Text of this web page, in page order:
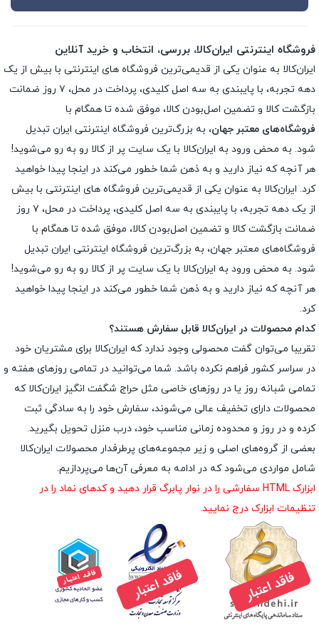
فروشگاه اینترنتی ایران‌کالا، بررسی، انتخاب و خرید آنلاین
ایران‌کالا به عنوان یکی از قدیمی‌ترین فروشگاه های اینترنتی با بیش از یک
دهه تجربه، با پایبندی به سه اصل کلیدی، پرداخت در محل، ۷ روز ضمانت
بازگشت کالا و تضمین اصل‌بودن کالا، موفق شده تا همگام با
فروشگاه‌های معتبر جهان، به بزرگ‌ترین فروشگاه اینترنتی ایران تبدیل
شود. به محض ورود به ایران‌کالا با یک سایت پر از کالا رو به رو می‌شوید!
هر آنچه که نیاز دارید و به ذهن شما خطور می‌کند در اینجا پیدا خواهید
کرد. ایران‌کالا به عنوان یکی از قدیمی‌ترین فروشگاه های اینترنتی با بیش
از یک دهه تجربه، با پایبندی به سه اصل کلیدی، پرداخت در محل، ۷ روز
ضمانت بازگشت کالا و تضمین اصل‌بودن کالا، موفق شده تا همگام با
فروشگاه‌های معتبر جهان، به بزرگ‌ترین فروشگاه اینترنتی ایران تبدیل
شود. به محض ورود به ایران‌کالا با یک سایت پر از کالا رو به رو می‌شوید!
هر آنچه که نیاز دارید و به ذهن شما خطور می‌کند در اینجا پیدا خواهید
کرد.
کدام محصولات در ایران‌کالا قابل سفارش هستند؟
تقریبا می‌توان گفت محصولی وجود ندارد که ایران‌کالا برای مشتریان خود
در سراسر کشور فراهم نکرده باشد. شما می‌توانید در تمامی روزهای هفته و
تمامی شبانه روز یا در روزهای خاصی مثل حراج شگفت انگیز ایران‌کالا که
محصولات دارای تخفیف عالی می‌شوند، سفارش خود را به سادگی ثبت
کرده و در روز و محدوده زمانی مناسب خود، درب منزل تحویل بگیرید.
بعضی از گروه‌های اصلی و زیر مجموعه‌های پرطرفدار محصولات ایران‌کالا
شامل مواردی می‌شود که در ادامه به معرفی آن‌ها می‌پردازیم.
ابزارک HTML سفارشی را در نوار پابرگ قرار دهید و کدهای نماد را در
تنظیمات ابزارک درج نمایید.